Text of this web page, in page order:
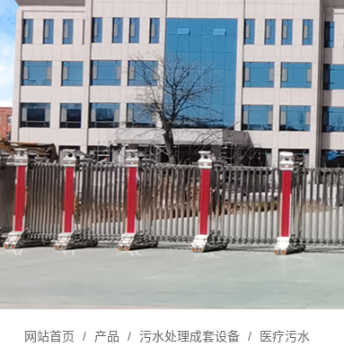
网站首页 / 产品 / 污水处理成套设备 / 医疗污水